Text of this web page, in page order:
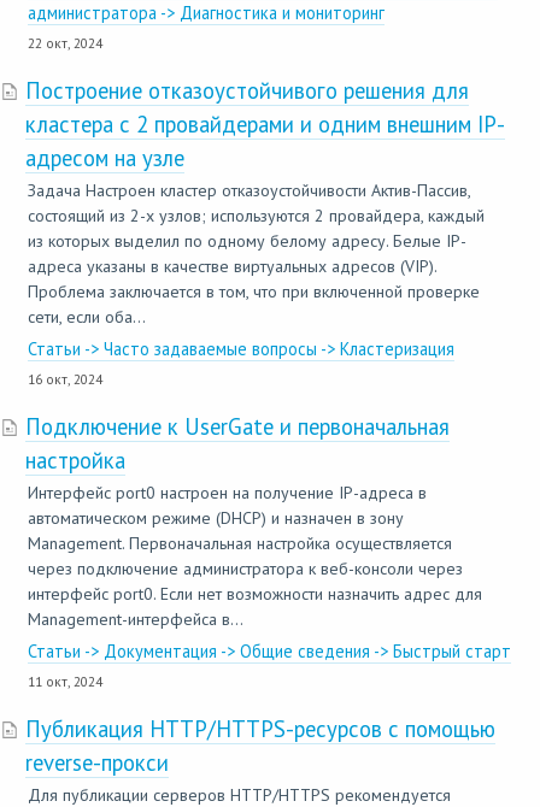
администратора -> Диагностика и мониторинг
22 окт, 2024
Построение отказоустойчивого решения для
кластера с 2 провайдерами и одним внешним IP-
адресом на узле
Задача Настроен кластер отказоустойчивости Актив-Пассив,
состоящий из 2-х узлов; используются 2 провайдера, каждый
из которых выделил по одному белому адресу. Белые IP-
адреса указаны в качестве виртуальных адресов (VIP).
Проблема заключается в том, что при включенной проверке
сети, если оба...
Статьи -> Часто задаваемые вопросы -> Кластеризация
16 окт, 2024
Подключение к UserGate и первоначальная
настройка
Интерфейс port0 настроен на получение IP-адреса в
автоматическом режиме (DHCP) и назначен в зону
Management. Первоначальная настройка осуществляется
через подключение администратора к веб-консоли через
интерфейс port0. Если нет возможности назначить адрес для
Management-интерфейса в...
Статьи -> Документация -> Общие сведения -> Быстрый старт
11 окт, 2024
Публикация HTTP/HTTPS-ресурсов с помощью
reverse-прокси
Для публикации серверов HTTP/HTTPS рекомендуется